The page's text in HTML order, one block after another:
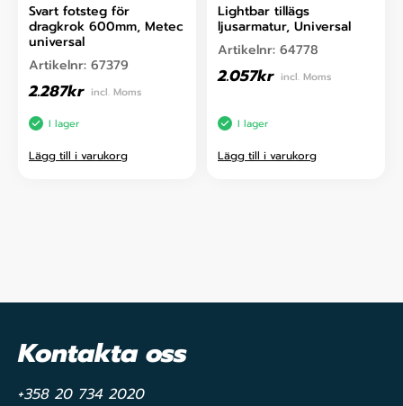
Svart fotsteg för
dragkrok 600mm, Metec
universal
Artikelnr: 67379
2.287kr incl. Moms
I lager
Lägg till i varukorg
Lightbar tillägs
ljusarmatur, Universal
Artikelnr: 64778
2.057kr incl. Moms
I lager
Lägg till i varukorg
Kontakta oss
+358 20 734 2020